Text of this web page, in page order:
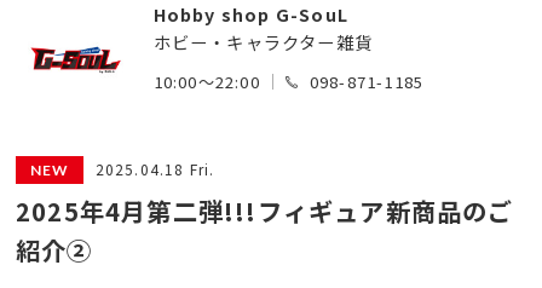
Hobby shop G-SouL
ホビー・キャラクター雑貨
10:00～22:00 098-871-1185
2025.04.18 Fri.
2025年4月第二弾!!!フィギュア新商品のご
紹介②